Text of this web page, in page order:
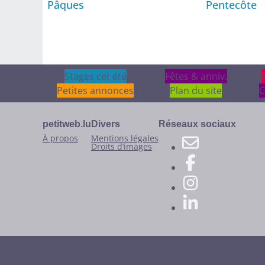
Pâques Pentecôte
Stages cet été
Stages cet été Fêtes & anniv.
Fêtes & anniv.
Petites annonces
Plan du site
petitweb.lu
À propos
Divers
Mentions légales
Droits d’images
Réseaux sociaux